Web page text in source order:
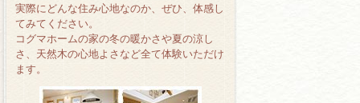
実際にどんな住み心地なのか、ぜひ、体感し
てみてください。
コグマホームの家の冬の暖かさや夏の涼し
さ、天然木の心地よさなど全て体験いただけ
ます。